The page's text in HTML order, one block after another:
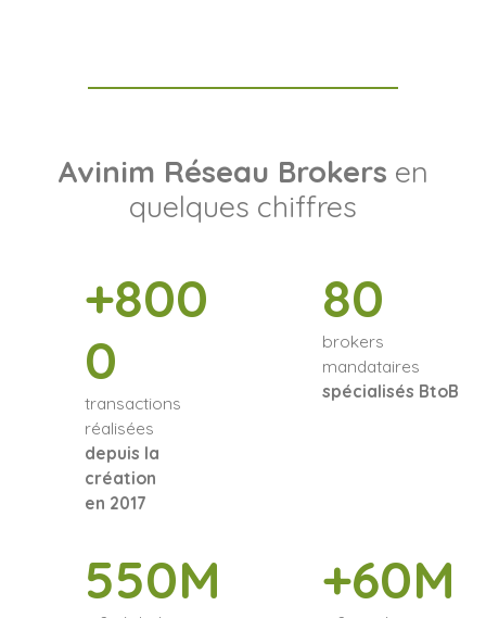
Avinim Réseau Brokers en
quelques chiffres
+800
0
transactions
réalisées
depuis la
création
en 2017
80
brokers
mandataires
spécialisés BtoB
550M +60M